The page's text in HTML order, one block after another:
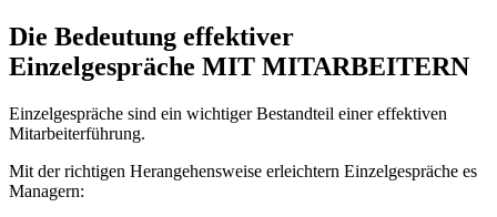
Die Bedeutung effektiver
Einzelgespräche MIT MITARBEITERN
Einzelgespräche sind ein wichtiger Bestandteil einer effektiven
Mitarbeiterführung.
Mit der richtigen Herangehensweise erleichtern Einzelgespräche es
Managern: